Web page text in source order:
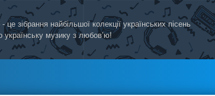
це зібрання найбільшої колекції українських пісень
українську музику з любов’ю!